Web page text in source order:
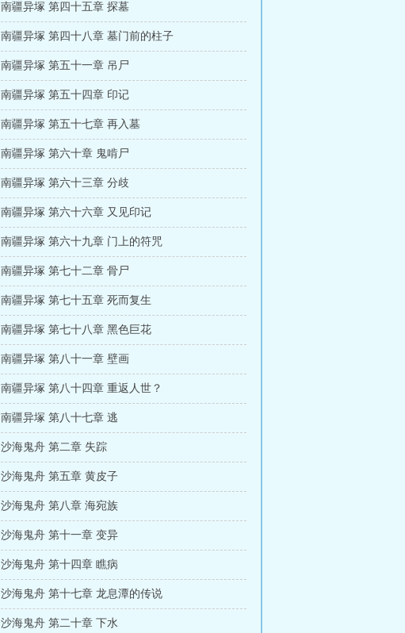
南疆异塚 第四十五章 探墓
南疆异塚 第四十八章 墓门前的柱子
南疆异塚 第五十一章 吊尸
南疆异塚 第五十四章 印记
南疆异塚 第五十七章 再入墓
南疆异塚 第六十章 鬼啃尸
南疆异塚 第六十三章 分歧
南疆异塚 第六十六章 又见印记
南疆异塚 第六十九章 门上的符咒
南疆异塚 第七十二章 骨尸
南疆异塚 第七十五章 死而复生
南疆异塚 第七十八章 黑色巨花
南疆异塚 第八十一章 壁画
南疆异塚 第八十四章 重返人世？
南疆异塚 第八十七章 逃
沙海鬼舟 第二章 失踪
沙海鬼舟 第五章 黄皮子
沙海鬼舟 第八章 海宛族
沙海鬼舟 第十一章 变异
沙海鬼舟 第十四章 瞧病
沙海鬼舟 第十七章 龙息潭的传说
沙海鬼舟 第二十章 下水